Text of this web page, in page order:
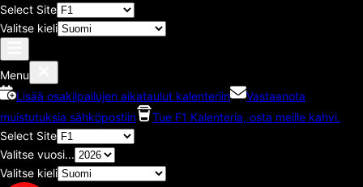
Select Site
Valitse kieli
Menu
Lisää osakilpailujen aikataulut kalenteriin
Vastaanota
muistutuksia sähköpostiin
Tue F1 Kalenteria, osta meille kahvi.
Select Site
Valitse vuosi...
Valitse kieli